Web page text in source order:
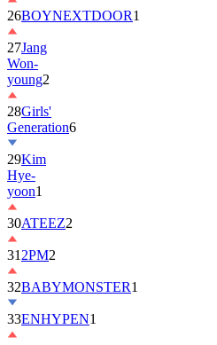
27Jang
Won-
young2
28Girls'
Generation
29Kim
Hye-
yoon1
30ATEEZ
312PM2
32 BABYMONSTER
33ENHYPEN1
34ILLIT6